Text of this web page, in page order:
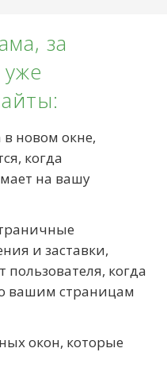
за
новом окне,
когда
на вашу
и заставки,
когда
вашим страницам
окон, которые